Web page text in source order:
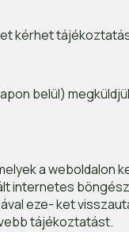
kérhet
belül)
a weboldalon
internetes
eze- ket
tájékoztatást.